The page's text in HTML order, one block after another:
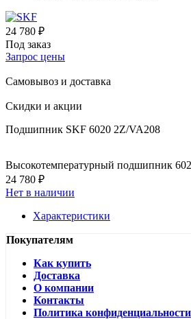
24 780 ₽
Под заказ
Запрос цены
Самовывоз и доставка
Скидки и акции
Подшипник SKF 6020 2Z/VA208
Высокотемпературный подшипник
24 780 ₽
Нет в наличии
Характеристики
Покупателям
Как купить
Доставка
О компании
Контакты
Политика конфиденциальности